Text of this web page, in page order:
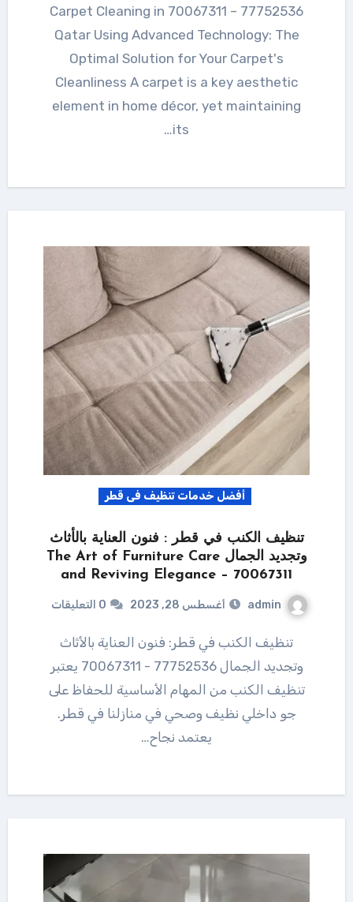
77752536 – 70067311 Carpet Cleaning in
Qatar Using Advanced Technology: The
Optimal Solution for Your Carpet's
Cleanliness A carpet is a key aesthetic
element in home décor, yet maintaining
its…
أفضل خدمات تنظيف فى قطر
تنظيف الكنب في قطر : فنون العناية بالأثاث
وتجديد الجمال The Art of Furniture Care
and Reviving Elegance – 70067311
admin أغسطس 28, 2023 0 التعليقات
تنظيف الكنب في قطر: فنون العناية بالأثاث
وتجديد الجمال 77752536 - 70067311 يعتبر
تنظيف الكنب من المهام الأساسية للحفاظ على
جو داخلي نظيف وصحي في منازلنا في قطر.
يعتمد نجاح…